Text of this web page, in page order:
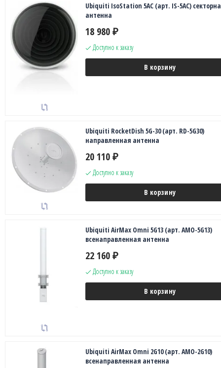
Ubiquiti IsoStation 5AC (арт. IS-5AC)
антенна
18 980 ₽
Доступно к заказу
В корзину
Ubiquiti RocketDish 5G-30 (арт. RD-5G30)
направленная антенна
20 110 ₽
Доступно к заказу
В корзину
Ubiquiti AirMax Omni 5G13 (арт. AMO-5G13)
всенаправленная антенна
22 160 ₽
Доступно к заказу
В корзину
Ubiquiti AirMax Omni 2G10 (арт. AMO-2G10)
всенаправленная антенна